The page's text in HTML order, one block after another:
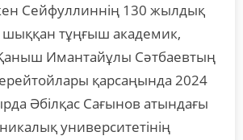
Сейфуллиннің 130 жылдық
шыққан тұңғыш академик,
Имантайұлы Сәтбаевтың
қарсаңында 2024
Әбілқас Сағынов атындағы
университетінің